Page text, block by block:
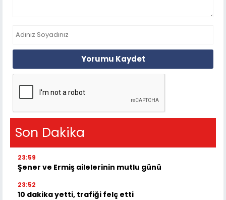
Yorumu Kaydet
Son Dakika
23:59
Şener ve Ermiş ailelerinin mutlu günü
23:52
10 dakika yetti, trafiği felç etti